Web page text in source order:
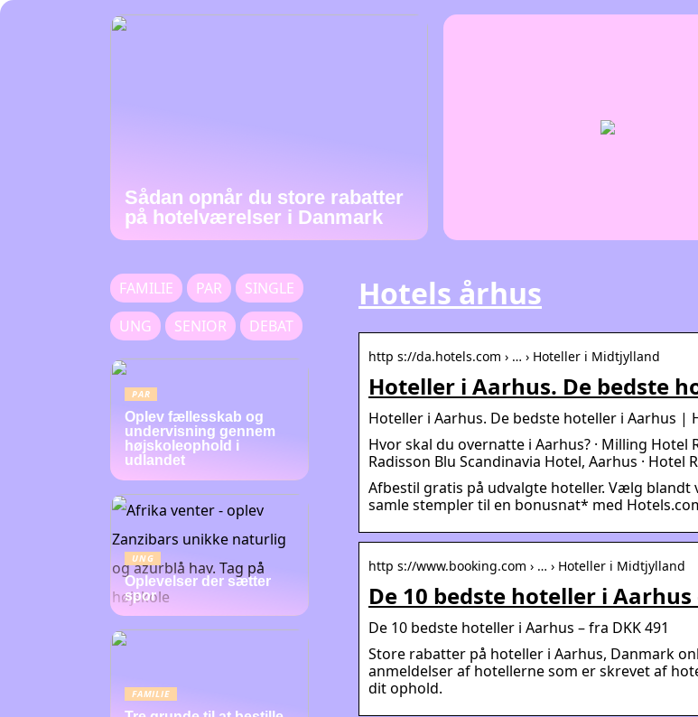
Sådan opnår du store rabatter
på hotelværelser i Danmark
Hotels århus
http s://da.hotels.com › … › Hoteller i Midtjylland
Hoteller i Aarhus. De bedste
Hoteller i Aarhus. De bedste hoteller i Aarhus |
Hvor skal du overnatte i Aarhus? · Milling Hotel
Radisson Blu Scandinavia Hotel, Aarhus · Hotel
Afbestil gratis på udvalgte hoteller. Vælg
samle stempler til en bonusnat* med
http s://www.booking.com › … › Hoteller i Midtjylland
De 10 bedste hoteller i
De 10 bedste hoteller i Aarhus – fra DKK 491
Store rabatter på hoteller i Aarhus, Danmark
anmeldelser af hotellerne som er skrevet af
dit ophold.
FAMILIE PAR
SINGLE
UNG
SENIOR DEBAT
PAR
Oplev fællesskab og
undervisning gennem
højskoleophold i
udlandet
UNG
Oplevelser der sætter
spor
FAMILIE